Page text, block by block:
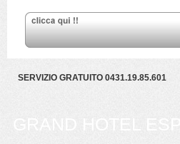
SERVIZIO GRATUITO 0431.19.85.601
GRAND HOTEL